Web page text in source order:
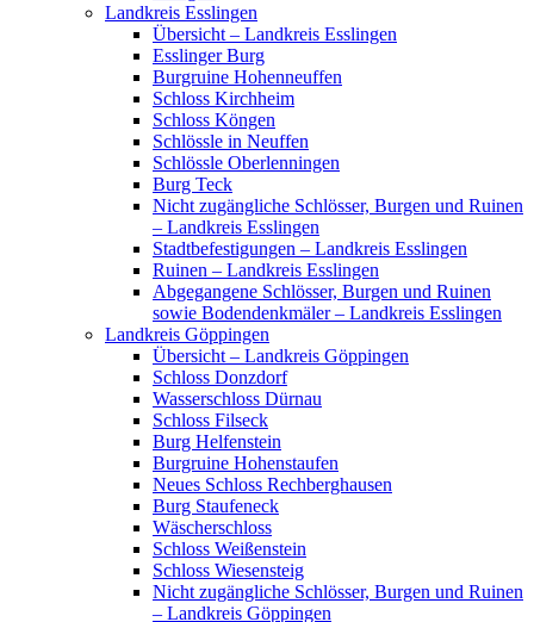
Landkreis Esslingen
Übersicht – Landkreis Esslingen
Esslinger Burg
Burgruine Hohenneuffen
Schloss Kirchheim
Schloss Köngen
Schlössle in Neuffen
Schlössle Oberlenningen
Burg Teck
Nicht zugängliche Schlösser, Burgen und Ruinen
– Landkreis Esslingen
Stadtbefestigungen – Landkreis Esslingen
Ruinen – Landkreis Esslingen
Abgegangene Schlösser, Burgen und Ruinen
sowie Bodendenkmäler – Landkreis Esslingen
Landkreis Göppingen
Übersicht – Landkreis Göppingen
Schloss Donzdorf
Wasserschloss Dürnau
Schloss Filseck
Burg Helfenstein
Burgruine Hohenstaufen
Neues Schloss Rechberghausen
Burg Staufeneck
Wäscherschloss
Schloss Weißenstein
Schloss Wiesensteig
Nicht zugängliche Schlösser, Burgen und Ruinen
– Landkreis Göppingen